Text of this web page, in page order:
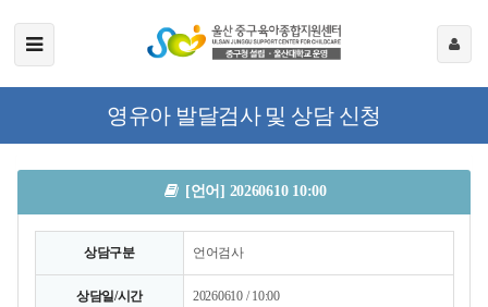
영유아 발달검사 및 상담 신청
[언어] 20260610 10:00
상담구분 언어검사
상담일/시간 20260610 / 10:00